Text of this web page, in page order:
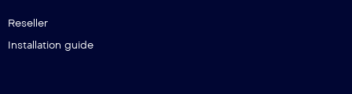
Reseller
Installation guide